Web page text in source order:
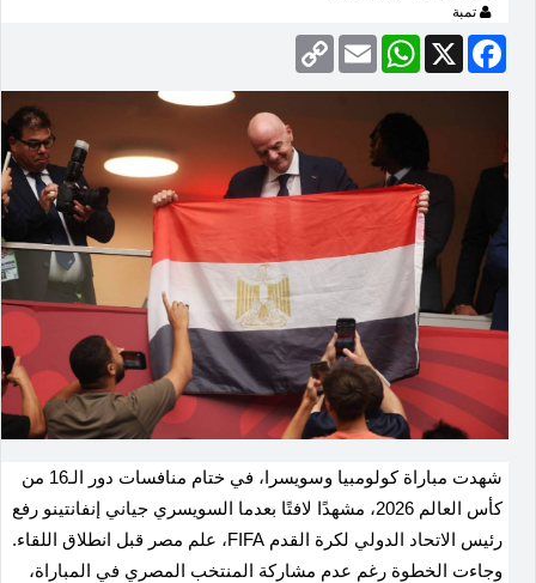
تمبة
Facebook
X
WhatsApp
Email
Copy
Link
شهدت مباراة كولومبيا وسويسرا، في ختام منافسات دور الـ16 من
كأس العالم 2026، مشهدًا لافتًا بعدما السويسري جياني إنفانتينو رفع
رئيس الاتحاد الدولي لكرة القدم FIFA، علم مصر قبل انطلاق اللقاء.
وجاءت الخطوة رغم عدم مشاركة المنتخب المصري في المباراة،